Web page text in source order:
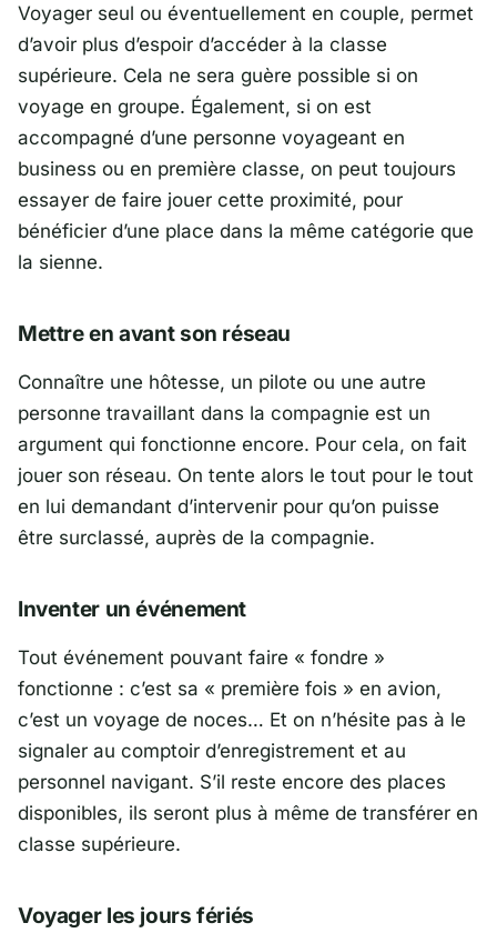
Voyager seul ou éventuellement en couple, permet
d’avoir plus d’espoir d’accéder à la classe
supérieure. Cela ne sera guère possible si on
voyage en groupe. Également, si on est
accompagné d’une personne voyageant en
business ou en première classe, on peut toujours
essayer de faire jouer cette proximité, pour
bénéficier d’une place dans la même catégorie que
la sienne.
Mettre en avant son réseau
Connaître une hôtesse, un pilote ou une autre
personne travaillant dans la compagnie est un
argument qui fonctionne encore. Pour cela, on fait
jouer son réseau. On tente alors le tout pour le tout
en lui demandant d’intervenir pour qu’on puisse
être surclassé, auprès de la compagnie.
Inventer un événement
Tout événement pouvant faire « fondre »
fonctionne : c’est sa « première fois » en avion,
c’est un voyage de noces… Et on n’hésite pas à le
signaler au comptoir d’enregistrement et au
personnel navigant. S’il reste encore des places
disponibles, ils seront plus à même de transférer en
classe supérieure.
Voyager les jours fériés